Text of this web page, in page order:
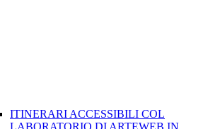
ITINERARI ACCESSIBILI COL